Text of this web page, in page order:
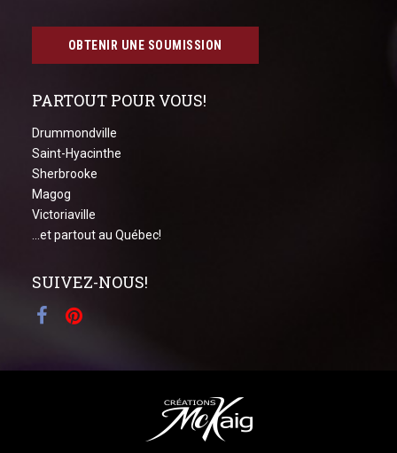
OBTENIR UNE SOUMISSION
PARTOUT POUR VOUS!
Drummondville
Saint-Hyacinthe
Sherbrooke
Magog
Victoriaville
...et partout au Québec!
SUIVEZ-NOUS!